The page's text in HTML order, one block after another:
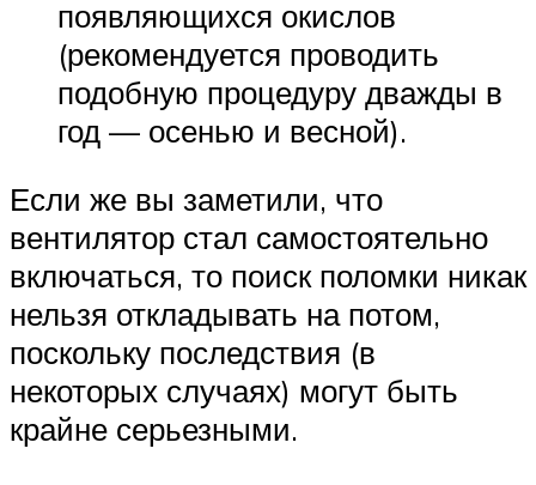
появляющихся окислов
(рекомендуется проводить
подобную процедуру дважды в
год — осенью и весной).
Если же вы заметили, что
вентилятор стал самостоятельно
включаться, то поиск поломки никак
нельзя откладывать на потом,
поскольку последствия (в
некоторых случаях) могут быть
крайне серьезными.